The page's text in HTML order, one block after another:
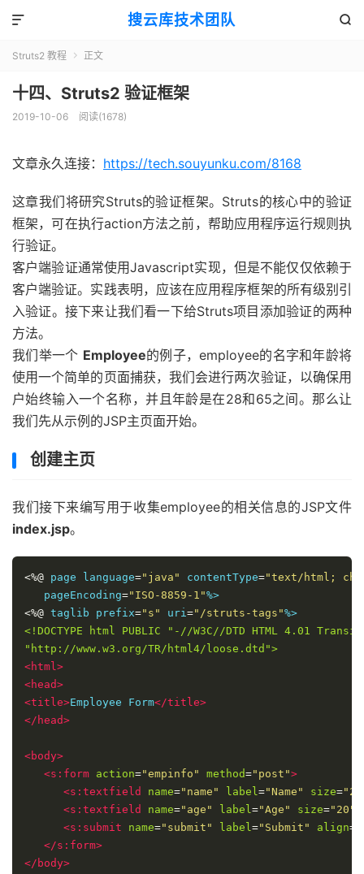
搜云库技术团队 

Struts2 教程  正文
十四、Struts2 验证框架
2019-10-06 阅读(1678)
文章永久连接： https://tech.souyunku.com/8168
这章我们将研究Struts的验证框架。Struts的核心中的验证
框架，可在执行action方法之前，帮助应用程序运行规则执
行验证。
客户端验证通常使用Javascript实现，但是不能仅仅依赖于
客户端验证。实践表明，应该在应用程序框架的所有级别引
入验证。接下来让我们看一下给Struts项目添加验证的两种
方法。
我们举一个 Employee的例子，employee的名字和年龄将
使用一个简单的页面捕获，我们会进行两次验证，以确保用
户始终输入一个名称，并且年龄是在28和65之间。那么让
我们先从示例的JSP主页面开始。
创建主页
我们接下来编写用于收集employee的相关信息的JSP文件
index.jsp。
<%@ page language="java" contentType="text/html;
   pageEncoding
="ISO-8859-1"
<%@ taglib prefix="s" uri="/struts-tags"
<!DOCTYPE html PUBLIC "-//W3C//DTD HTML 4.01
"http://www.w3.org/TR/html4/loose.dtd">
<html>
<head>
<title>Employee Form</title>
</head>
<body>
<s:form action="empinfo" method="post">
<s:textfield
name="name" label="Name" size=
<s:textfield
name="age" label="Age" size="20"
<s:submit
name="submit" label="Submit" align=
</s:form>
</body>